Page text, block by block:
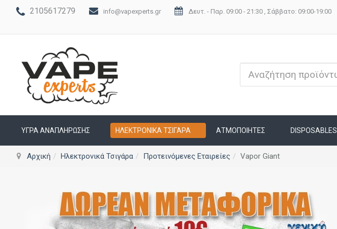
2105617279 info@vapexperts.gr Δευτ. - Παρ. 09:00 - 21:30 , Σάββατο: 09:00-19:00
ΥΓΡΆ ΑΝΑΠΛΉΡΩΣΗΣ ΗΛΕΚΤΡΟΝΙΚΆ ΤΣΙΓΆΡΑ ΑΤΜΟΠΟΙΗΤΕΣ DISPOSABLES
Αρχική Ηλεκτρονικά Τσιγάρα Προτεινόμενες Εταιρείες Vapor Giant